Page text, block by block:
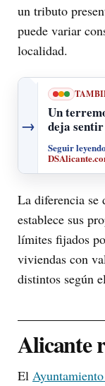
un tributo
puede variar
localidad.
→
Un
deja
Seguir leyendo
La diferencia se
establece sus
límites fijados
viviendas con
distintos según
Alicante
El